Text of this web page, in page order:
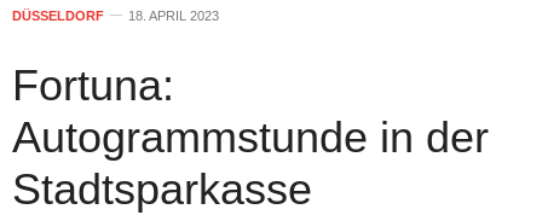
DÜSSELDORF 18. APRIL 2023
Fortuna:
Autogrammstunde in der
Stadtsparkasse